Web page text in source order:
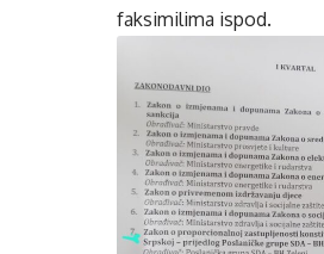
faksimilima ispod.